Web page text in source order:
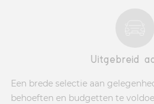
Uitgebreid
Een brede selectie aan
behoeften en budgetten te